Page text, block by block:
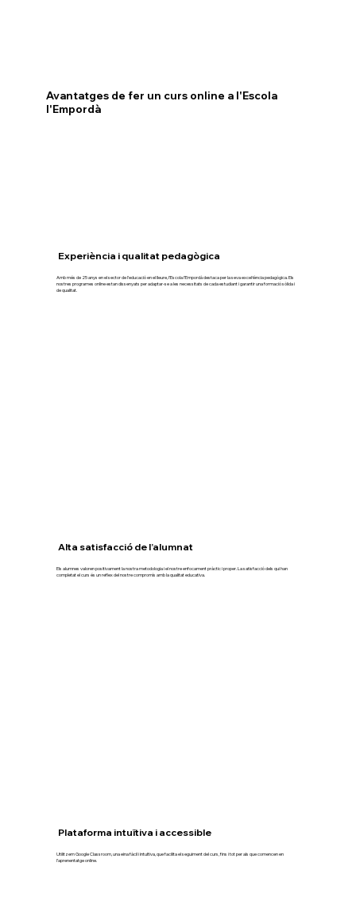
Avantatges de fer un curs online a l'Escola
l'Empordà
Experiència i qualitat pedagògica
Amb més de 25 anys en el sector de l’educació en el lleure, l’Escola l’Empordà destaca per la seva excel·lència pedagògica. Els
nostres programes online estan dissenyats per adaptar-se a les necessitats de cada estudiant i garantir una formació sòlida i
de qualitat.
Alta satisfacció de l’alumnat
Els alumnes valoren positivament la nostra metodologia i el nostre enfocament pràctic i proper. La satisfacció dels qui han
completat el curs és un reflex del nostre compromís amb la qualitat educativa.
Plataforma intuïtiva i accessible
Utilitzem Google Classroom, una eina fàcil i intuïtiva, que facilita el seguiment del curs, fins i tot per als que comencen en
l’aprenentatge online.